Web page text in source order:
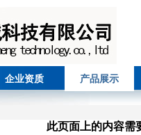
企业资质 产品展示
此页面上的内容需